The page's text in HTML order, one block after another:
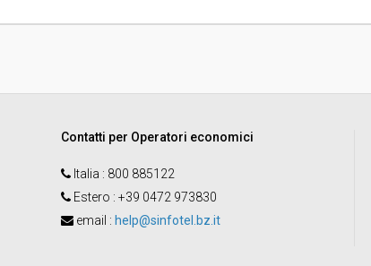
L'amministrazione
Contatti per Operatori economici
Italia : 800 885122
Estero : +39 0472 973830
email : help@sinfotel.bz.it